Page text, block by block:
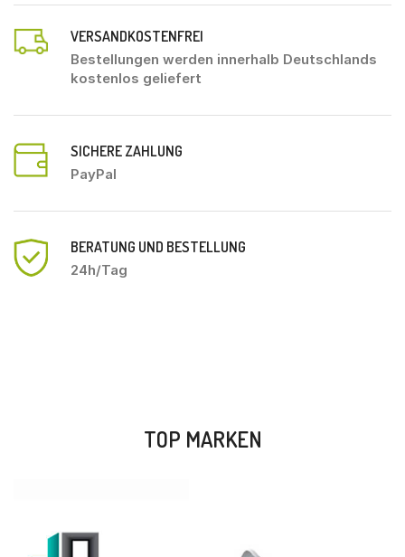
VERSANDKOSTENFREI
Bestellungen werden innerhalb Deutschlands
kostenlos geliefert
SICHERE ZAHLUNG
PayPal
BERATUNG UND BESTELLUNG
24h/Tag
TOP MARKEN